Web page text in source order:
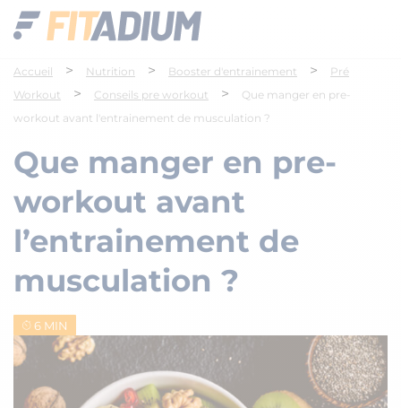
Accueil > Nutrition > Booster d'entrainement >
Pré
Workout
> Conseils pre workout >
Que manger en pre-
workout avant l'entrainement de musculation ?
Que manger en pre-
workout avant
l’entrainement de
musculation ?
6 MIN